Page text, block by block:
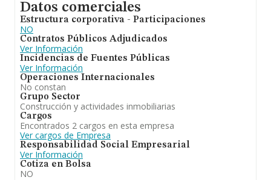
Datos comerciales
Estructura corporativa - Participaciones
NO
Contratos Públicos Adjudicados
Ver Información
Incidencias de Fuentes Públicas
Ver Información
Operaciones Internacionales
No constan
Grupo Sector
Construcción y actividades inmobiliarias
Cargos
Encontrados 2 cargos en esta empresa
Ver cargos de Empresa
Responsabilidad Social Empresarial
Ver Información
Cotiza en Bolsa
NO